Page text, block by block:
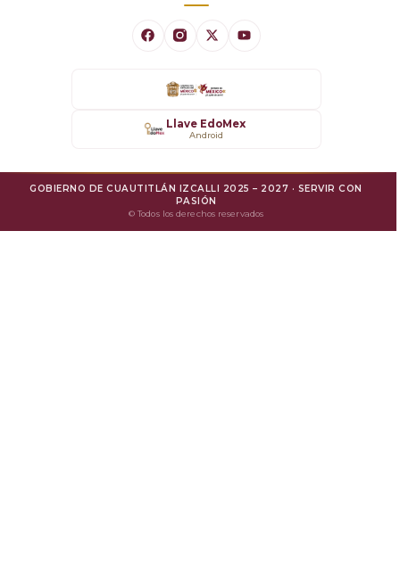
Mejora Regulatoria
Llave EdoMex
Android
GOBIERNO DE CUAUTITLÁN IZCALLI 2025 – 2027 · SERVIR CON
PASIÓN
© Todos los derechos reservados